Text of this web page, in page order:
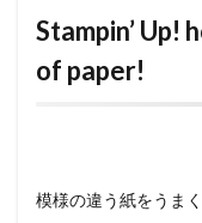
Stampin’ Up!
of paper!
模様の違う紙をうま